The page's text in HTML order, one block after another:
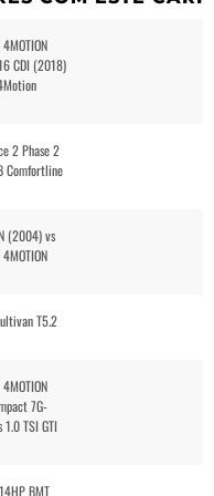
CDI (2018)
2 Phase 2
Comfortline
(2004) vs
T5.2
7G-
TSI GTI
BMT